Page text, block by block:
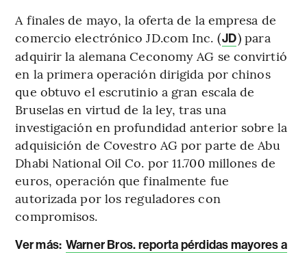
A finales de mayo, la oferta de la empresa de
comercio electrónico JD.com Inc. (JD) para
adquirir la alemana Ceconomy AG se convirtió
en la primera operación dirigida por chinos
que obtuvo el escrutinio a gran escala de
Bruselas en virtud de la ley, tras una
investigación en profundidad anterior sobre la
adquisición de Covestro AG por parte de Abu
Dhabi National Oil Co. por 11.700 millones de
euros, operación que finalmente fue
autorizada por los reguladores con
compromisos.
Ver más: Warner Bros. reporta pérdidas mayores a